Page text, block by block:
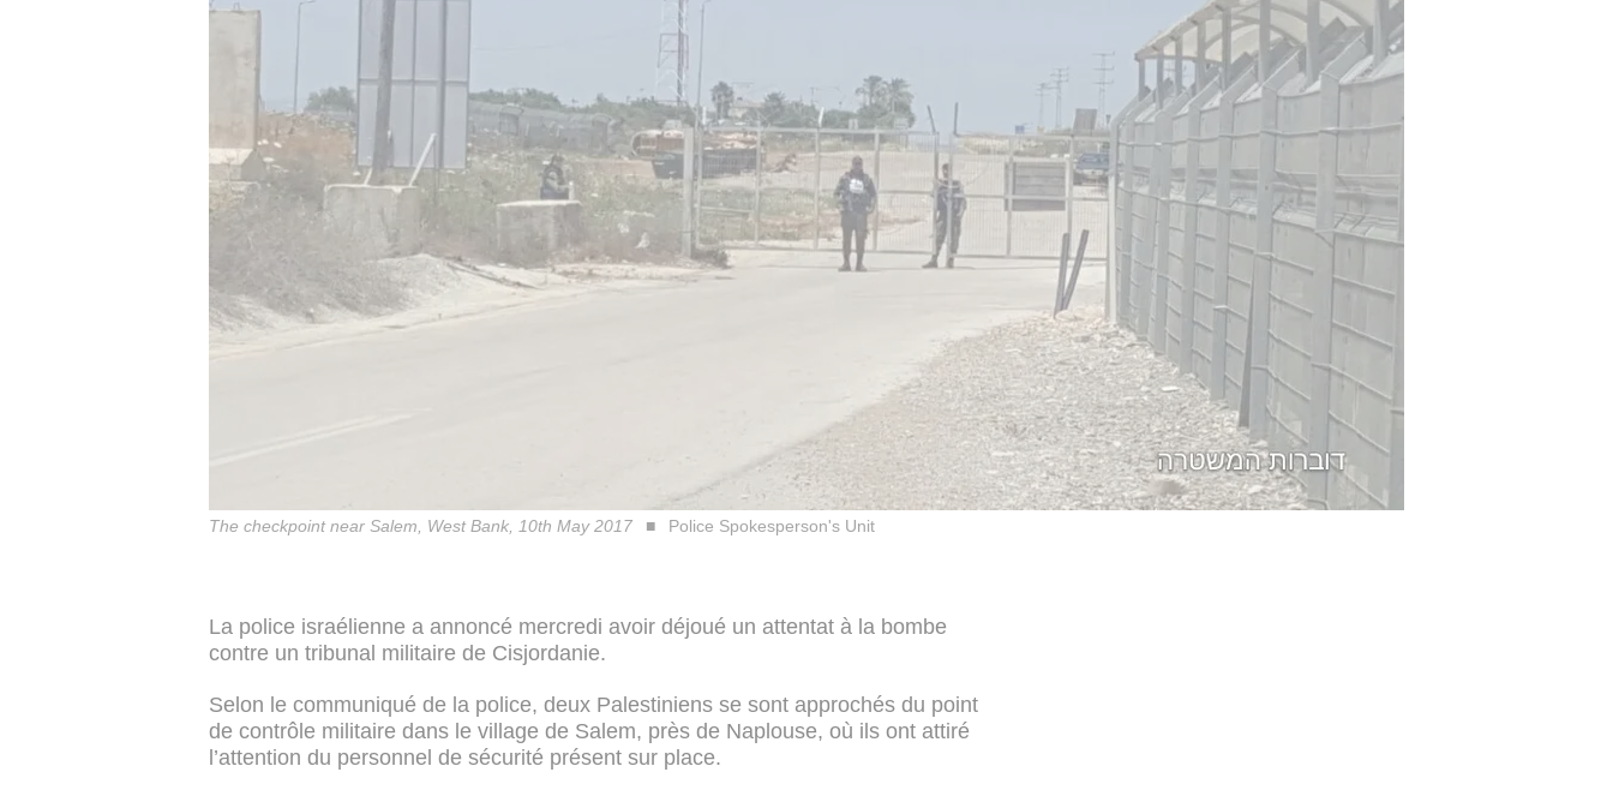
The checkpoint near Salem, West Bank, 10th May 2017 Police Spokesperson's Unit
La police israélienne a annoncé mercredi avoir déjoué un attentat à la bombe
contre un tribunal militaire de Cisjordanie.
Selon le communiqué de la police, deux Palestiniens se sont approchés du point
de contrôle militaire dans le village de Salem, près de Naplouse, où ils ont attiré
l’attention du personnel de sécurité présent sur place.